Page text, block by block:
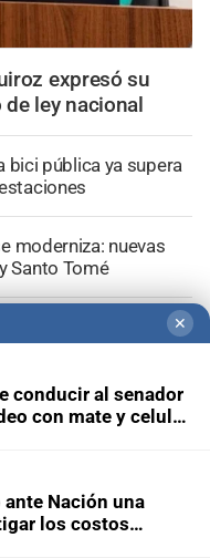
expresó su
ley nacional
bici pública ya supera
moderniza: nuevas
Santo Tomé
San Cayetano se
de Santa Fe
piden al
los asilos de
✕
conducir al senador
con mate y celular
ante Nación una
los costos